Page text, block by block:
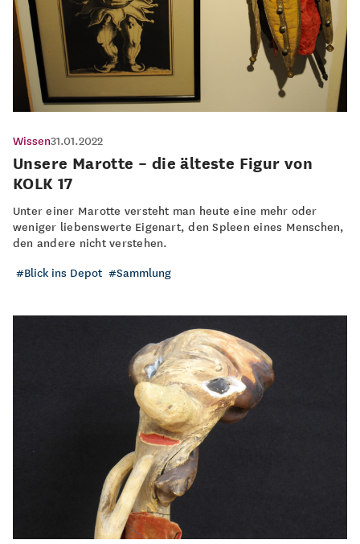
Wissen31.01.2022
Unsere Marotte – die älteste Figur von
KOLK 17
Unter einer Marotte versteht man heute eine mehr oder
weniger liebenswerte Eigenart, den Spleen eines Menschen,
den andere nicht verstehen.
Blick ins Depot
Sammlung